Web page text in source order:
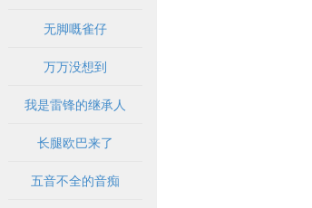
无脚嘅雀仔
万万没想到
我是雷锋的继承人
长腿欧巴来了
五音不全的音痴